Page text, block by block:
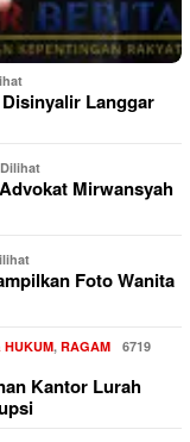
Langgar
Mirwansyah
Foto Wanita
HUKUM, RAGAM
6719
Kantor Lurah